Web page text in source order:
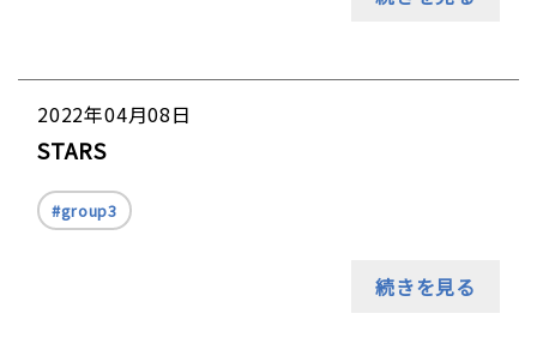
2022年04月08日
STARS
group3
続きを見る